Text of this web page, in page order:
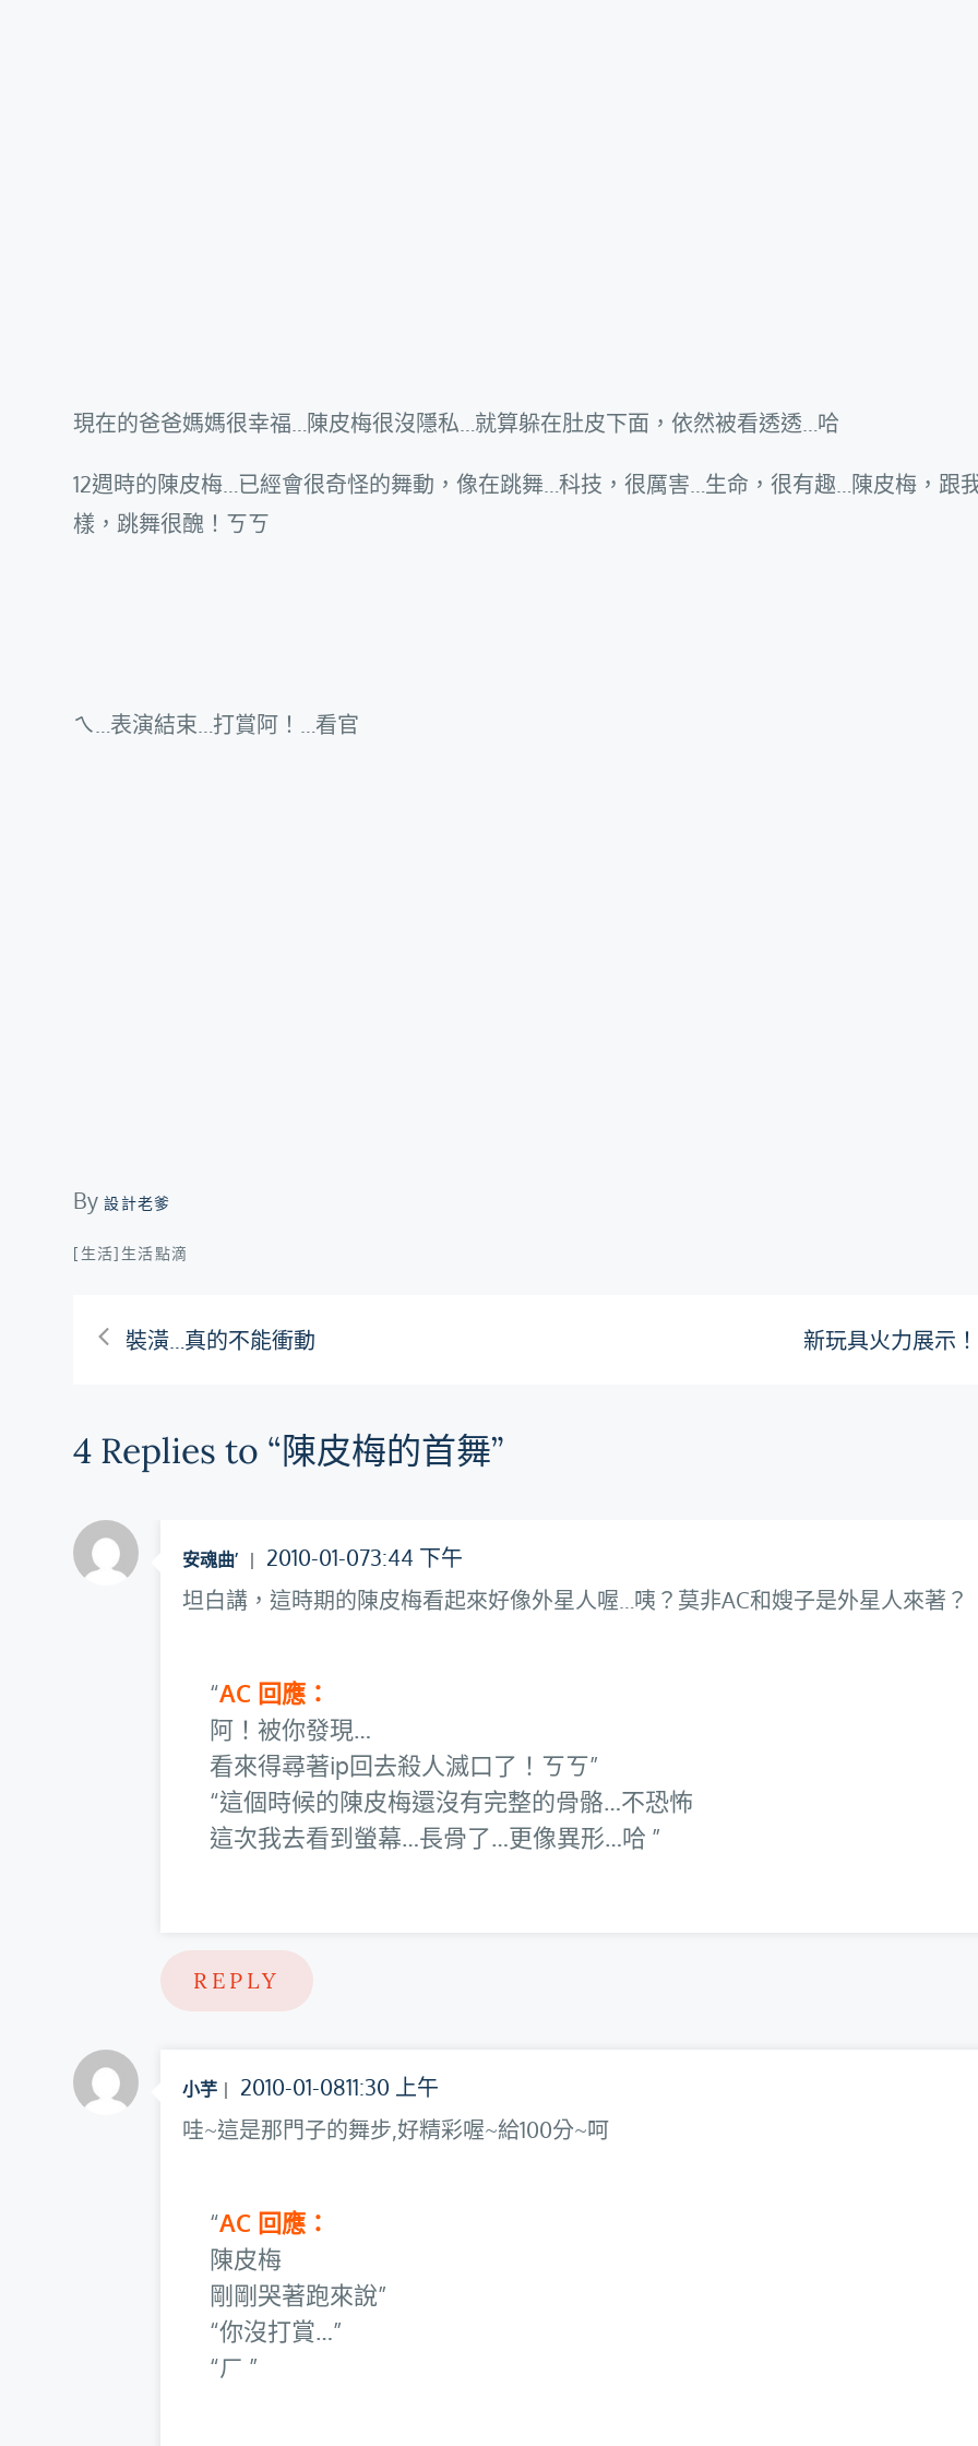
現在的爸爸媽媽很幸福…陳皮梅很沒隱私…就算躲在肚皮下面，依然被看透透…哈
12週時的陳皮梅…已經會很奇怪的舞動，像在跳舞…科技，很厲害…生命，很有趣…陳皮梅，跟
樣，跳舞很醜！ㄎㄎ
ㄟ…表演結束…打賞阿！…看官
By設計老爹
[生活]生活點滴
文
導
覽
裝潢…真的不能衝動 新玩具火力展示！
4 Replies to “陳皮梅的首舞”
安魂曲’
2010-01-073:44 下午
坦白講，這時期的陳皮梅看起來好像外星人喔…咦？莫非AC和嫂子是外星人來著？
AC 回應：
阿！被你發現…
看來得尋著ip回去殺人滅口了！ㄎㄎ
這個時候的陳皮梅還沒有完整的骨骼…不恐怖
這次我去看到螢幕…長骨了…更像異形…哈
REPLY
小芋
2010-01-0811:30 上午
哇~這是那門子的舞步,好精彩喔~給100分~呵
AC 回應：
陳皮梅
剛剛哭著跑來說
你沒打賞…
ㄏ